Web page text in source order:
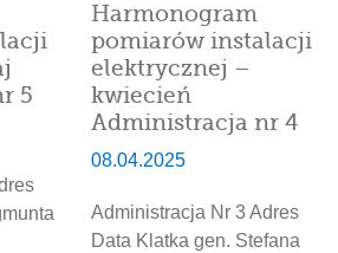
5
Harmonogram
pomiarów instalacji
elektrycznej –
kwiecień
Administracja nr 4
08.04.2025
Administracja Nr 3 Adres
Data Klatka gen. Stefana